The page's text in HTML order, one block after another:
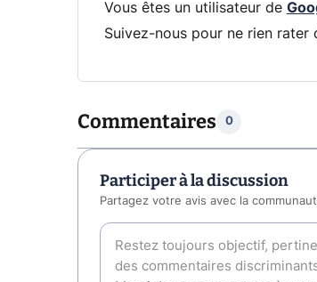
Vous êtes un utilisateur de
Suivez-nous pour ne rien rater
Commentaires 0
Participer à la discussion
Partagez votre avis avec la